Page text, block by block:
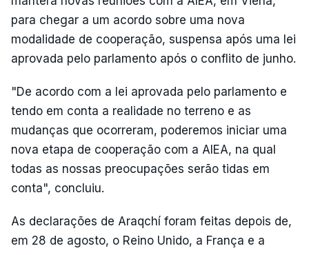
para chegar a um acordo sobre uma nova
modalidade de cooperação, suspensa após uma lei
aprovada pelo parlamento após o conflito de junho.
"De acordo com a lei aprovada pelo parlamento e
tendo em conta a realidade no terreno e as
mudanças que ocorreram, poderemos iniciar uma
nova etapa de cooperação com a AIEA, na qual
todas as nossas preocupações serão tidas em
conta", concluiu.
As declarações de Araqchí foram feitas depois de,
em 28 de agosto, o Reino Unido, a França e a